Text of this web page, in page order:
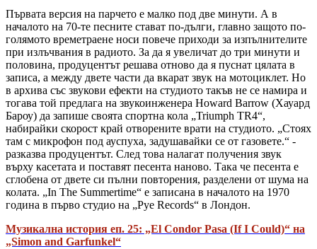
Първата версия на парчето е малко под две минути. А в
началото на 70-те песните стават по-дълги, главно защото по-
голямото времетраене носи повече приходи за изпълнителите
при излъчвания в радиото. За да я увеличат до три минути и
половина, продуцентът решава отново да я пуснат цялата в
записа, а между двете части да вкарат звук на мотоциклет. Но
в архива със звукови ефекти на студиото такъв не се намира и
тогава той предлага на звукоинженера Howard Barrow (Хауард
Бароу) да запише своята спортна кола „Triumph TR4“,
набирайки скорост край отворените врати на студиото. „Стоях
там с микрофон под ауспуха, задушавайки се от газовете.“ -
разказва продуцентът. След това налагат получения звук
върху касетата и поставят песента наново. Така че песента е
сглобена от двете си пълни повторения, разделени от шума на
колата. „In The Summertime“ е записана в началото на 1970
година в първо студио на „Pye Records“ в Лондон.
Музикална история еп. 25: „El Condor Pasa (If I Could)“ на
„Simon and Garfunkel“